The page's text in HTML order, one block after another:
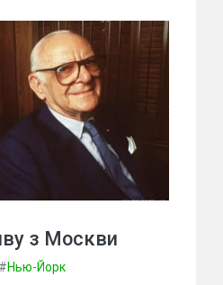
з Москви
#Нью-Йорк